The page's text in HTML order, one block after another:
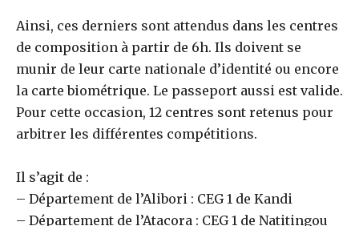
Ainsi, ces derniers sont attendus dans les centres
de composition à partir de 6h. Ils doivent se
munir de leur carte nationale d’identité ou encore
la carte biométrique. Le passeport aussi est valide.
Pour cette occasion, 12 centres sont retenus pour
arbitrer les différentes compétitions.
Il s’agit de :
– Département de l’Alibori : CEG 1 de Kandi
– Département de l’Atacora : CEG 1 de Natitingou